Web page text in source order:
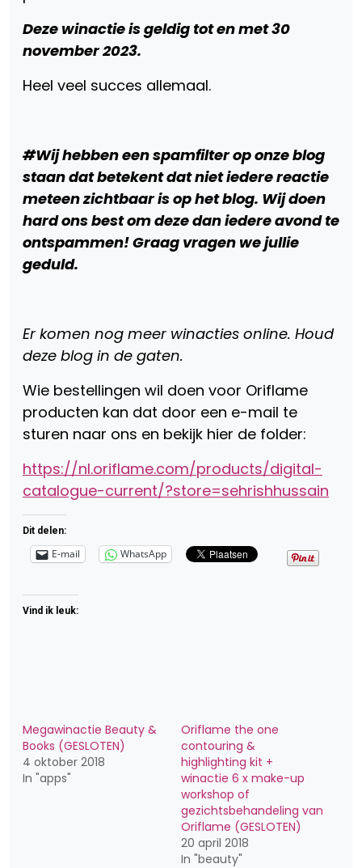
Deze winactie is geldig tot en met 30
november 2023.
Heel veel succes allemaal.
#Wij hebben een spamfilter op onze blog
staan dat betekent dat niet iedere reactie
meteen zichtbaar is op het blog. Wij doen
hard ons best om deze dan iedere avond te
ontspammen! Graag vragen we jullie
geduld.
Er komen nog meer winacties online. Houd
deze blog in de gaten.
Wie bestellingen wil doen voor Oriflame
producten kan dat door een e-mail te
sturen naar ons en bekijk hier de folder:
https://nl.oriflame.com/products/digital-
catalogue-current/?store=sehrishhussain
Dit delen:
E-mail WhatsApp
Vind ik leuk:
Megawinactie Beauty &
Books (GESLOTEN)
4 oktober 2018
In "apps"
Oriflame the one
contouring &
highlighting kit +
winactie 6 x make-up
workshop of
gezichtsbehandeling van
Oriflame (GESLOTEN)
20 april 2018
In "beauty"